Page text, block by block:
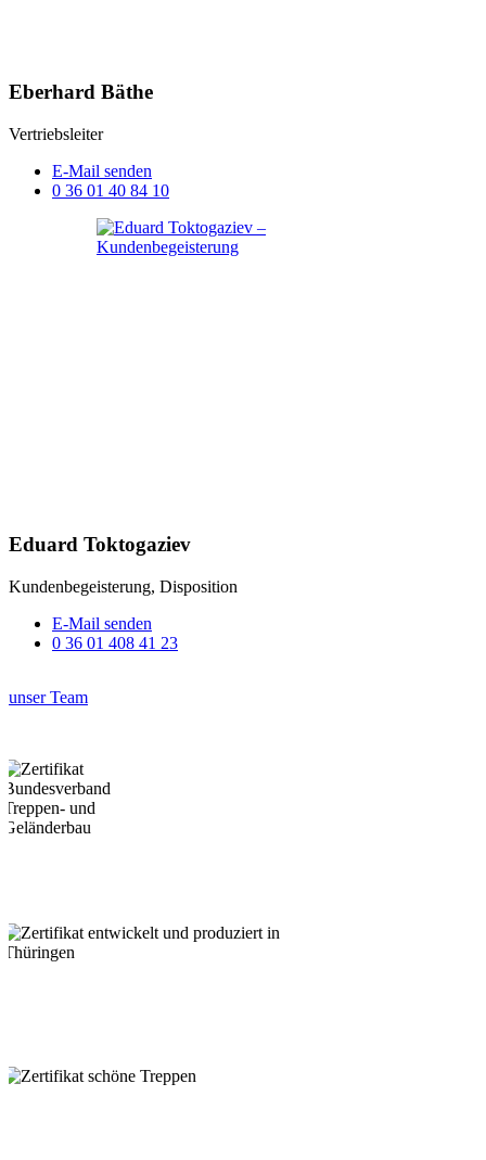
Eberhard Bäthe
Vertriebsleiter
E-Mail senden
0 36 01 40 84 10
Eduard Toktogaziev
Kundenbegeisterung, Disposition
E-Mail senden
0 36 01 408 41 23
unser Team